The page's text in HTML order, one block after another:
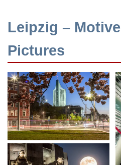
Leipzig –
Pictures